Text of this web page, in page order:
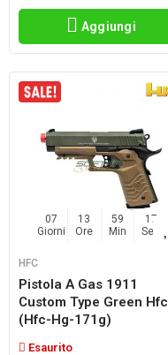
Aggiungi
07
Giorni
13
Ore
59
Min
17
Sec
HFC
Pistola A Gas 1911
Custom Type Green Hfc
(hfc-Hg-171g)
Esaurito